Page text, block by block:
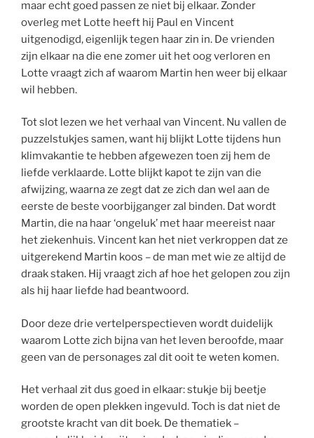
maar echt goed passen ze niet bij elkaar. Zonder
overleg met Lotte heeft hij Paul en Vincent
uitgenodigd, eigenlijk tegen haar zin in. De vrienden
zijn elkaar na die ene zomer uit het oog verloren en
Lotte vraagt zich af waarom Martin hen weer bij elkaar
wil hebben.
Tot slot lezen we het verhaal van Vincent. Nu vallen de
puzzelstukjes samen, want hij blijkt Lotte tijdens hun
klimvakantie te hebben afgewezen toen zij hem de
liefde verklaarde. Lotte blijkt kapot te zijn van die
afwijzing, waarna ze zegt dat ze zich dan wel aan de
eerste de beste voorbijganger zal binden. Dat wordt
Martin, die na haar ‘ongeluk’ met haar meereist naar
het ziekenhuis. Vincent kan het niet verkroppen dat ze
uitgerekend Martin koos – de man met wie ze altijd de
draak staken. Hij vraagt zich af hoe het gelopen zou zijn
als hij haar liefde had beantwoord.
Door deze drie vertelperspectieven wordt duidelijk
waarom Lotte zich bijna van het leven beroofde, maar
geen van de personages zal dit ooit te weten komen.
Het verhaal zit dus goed in elkaar: stukje bij beetje
worden de open plekken ingevuld. Toch is dat niet de
grootste kracht van dit boek. De thematiek –